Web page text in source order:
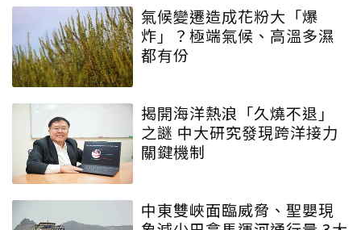
氣候變遷造成花粉大「爆
炸」？極端氣候、高溫多濕
都有份
揭開海洋熱浪「久燒不退」
之謎 中大研究發現跨洋接力
關鍵機制
中東雙峽面臨威脅、聖嬰現